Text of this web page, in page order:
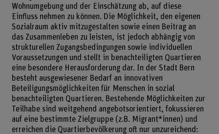
Wohnumgebung und der Einschätzung ab, auf diese
Einfluss nehmen zu können. Die Möglichkeit, den eigenen
Sozialraum aktiv mitzugestalten sowie einen Beitrag an
das Zusammenleben zu leisten, ist jedoch abhängig von
strukturellen Zugangsbedingungen sowie individuellen
Voraussetzungen und stellt in benachteiligten Quartieren
eine besondere Herausforderung dar. In der Stadt Bern
besteht ausgewiesener Bedarf an innovativen
Beteiligungsmöglichkeiten für Menschen in sozial
benachteiligten Quartieren. Bestehende Möglichkeiten zur
Teilhabe sind weitgehend angebotsorientiert, fokussieren
auf eine bestimmte Zielgruppe (z.B. Migrant*innen) und
erreichen die Quartierbevölkerung oft nur unzureichend: